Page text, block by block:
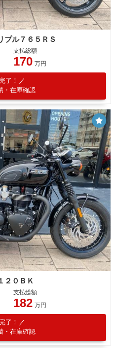
プル７６５ＲＳ
支払総額
170 万円
了！
・在庫確認
２０ＢＫ
支払総額
182 万円
了！
・在庫確認